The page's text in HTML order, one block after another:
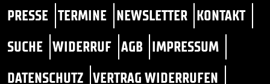
PRESSE TERMINE NEWSLETTER KONTAKT
SUCHE WIDERRUF AGB IMPRESSUM
DATENSCHUTZ VERTRAG WIDERRUFEN